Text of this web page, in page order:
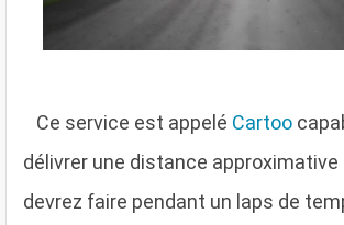
Ce service est appelé Cartoo
délivrer une distance approximative
devrez faire pendant un laps de